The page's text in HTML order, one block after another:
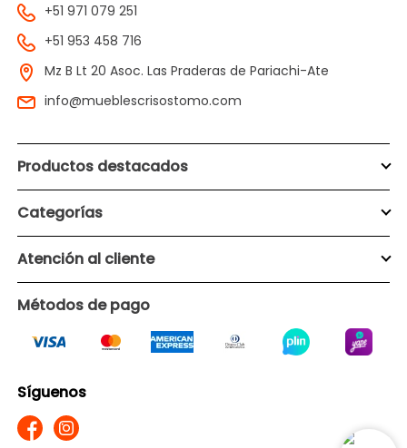
+51 971 079 251
+51 953 458 716
Mz B Lt 20 Asoc. Las Praderas de Pariachi-Ate
info@mueblescrisostomo.com
Productos destacados
Categorías
Atención al cliente
Métodos de pago